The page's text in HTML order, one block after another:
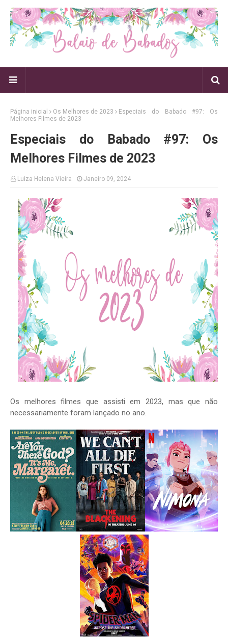
Página inicial Os Melhores de 2023
Especiais do Babado #97: Os
Melhores Filmes de 2023
Especiais do Babado #97: Os
Melhores Filmes de 2023
Luiza Helena Vieira Janeiro 09, 2024
Os melhores filmes que assisti em 2023, mas que não
necessariamente foram lançado no ano.